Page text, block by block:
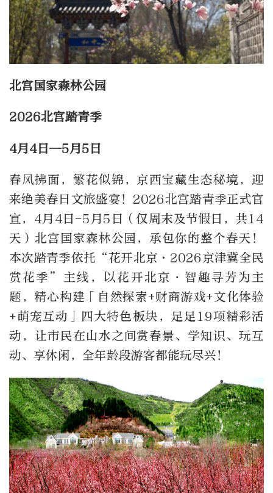
北宫国家森林公园
2026北宫踏青季
4月4日—5月5日
春风拂面，繁花似锦，京西宝藏生态秘境，迎
来绝美春日文旅盛宴！2026北宫踏青季正式官
宣，4月4日-5月5日（仅周末及节假日，共14
天）北宫国家森林公园，承包你的整个春天！
本次踏青季依托“花开北京·2026京津冀全民
赏花季”主线，以花开北京・智趣寻芳为主
题，精心构建「自然探索+财商游戏+文化体验
+萌宠互动」四大特色板块，足足19项精彩活
动，让市民在山水之间赏春景、学知识、玩互
动、享休闲，全年龄段游客都能玩尽兴！